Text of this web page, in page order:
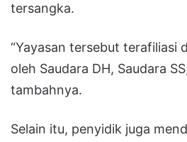
tersangka.
“Yayasan tersebut terafiliasi
oleh Saudara DH, Saudara
tambahnya.
Selain itu, penyidik juga